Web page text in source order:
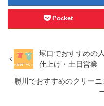
Pocket
塚口でおすすめの
仕上げ・土日営業
勝川でおすすめのクリー